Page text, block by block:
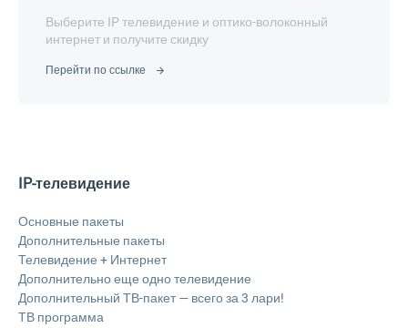
Выберите IP телевидение и оптико-волоконный
интернет и получите скидку
Перейти по ссылке
IP-телевидение
Основные пакеты
Дополнительные пакеты
Телевидение + Интернет
Дополнительно еще одно телевидение
Дополнительный ТВ-пакет — всего за 3 лари!
ТВ программа